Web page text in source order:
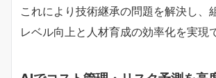
これにより技術継承の問題を解決し、
レベル向上と人材育成の効率化を実現